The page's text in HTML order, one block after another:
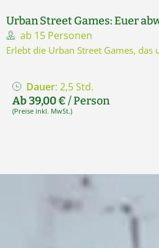
Urban Street Games: Euer
ab 15 Personen
Erlebt die Urban Street Games,
Dauer: 2,5 Std.
Ab 39,00 €/ Person
(Preise inkl. MwSt.)